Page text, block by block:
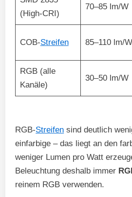
(High-CRI)
70–85 lm/W
COB-Streifen 85–110 lm/W
RGB (alle
Kanäle)
30–50 lm/W
RGB-Streifen sind deutlich
einfarbige – das liegt an den
weniger Lumen pro Watt
Beleuchtung deshalb immer
reinem RGB verwenden.